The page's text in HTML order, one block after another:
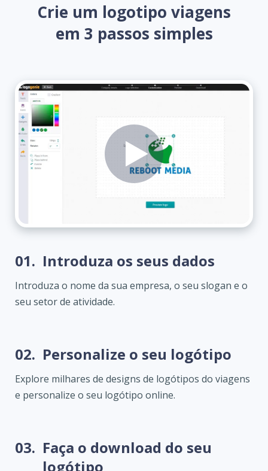
Crie um logotipo viagens
em 3 passos simples
01. Introduza os seus dados
Introduza o nome da sua empresa, o seu slogan e o
seu setor de atividade.
02. Personalize o seu logótipo
Explore milhares de designs de logótipos do viagens
e personalize o seu logótipo online.
03. Faça o download do seu
logótipo